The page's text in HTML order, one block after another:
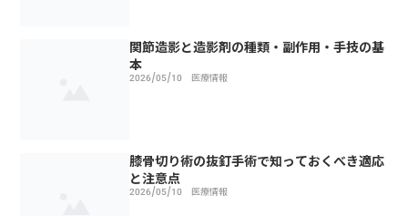
関節造影と造影剤の種類・副作用・手技の基
本
2026/05/10 医療情報
膝骨切り術の抜釘手術で知っておくべき適応
と注意点
2026/05/10 医療情報